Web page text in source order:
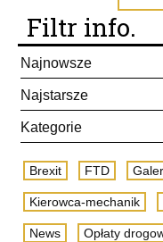
Filtr info.
Najnowsze
Najstarsze
Kategorie
Brexit FTD
Kierowca-mechanik
News Opłaty